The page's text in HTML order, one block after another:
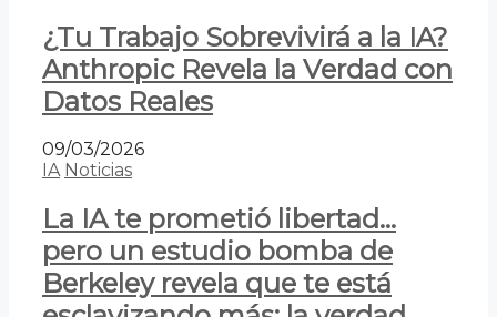
¿Tu Trabajo Sobrevivirá a la IA?
Anthropic Revela la Verdad con
Datos Reales
09/03/2026
IA Noticias
La IA te prometió libertad…
pero un estudio bomba de
Berkeley revela que te está